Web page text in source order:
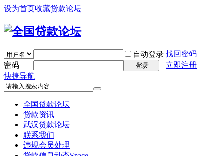
设为首页收藏贷款论坛
自动登录 找回密码
密码
登录
立即注册
快捷导航
全国贷款论坛
贷款资讯
武汉贷款论坛
联系我们
违规会员处理